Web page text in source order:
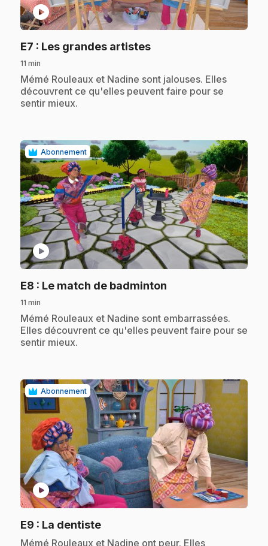
play_circle
E7 : Les grandes artistes.
11 min
.Mémé Rouleaux et Nadine sont jalouses. Elles
découvrent ce qu'elles peuvent faire pour se
sentir mieux.
Abonnement
play_circle
E8 : Le match de badminton
11 min
.Mémé Rouleaux et Nadine sont embarrassées.
Elles découvrent ce qu'elles peuvent faire pour se
sentir mieux.
Abonnement
play_circle
E9 : La dentiste.
.Mémé Rouleaux et Nadine ont peur. Elles